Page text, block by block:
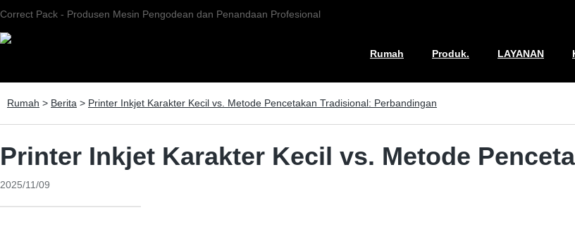
Correct Pack - Produsen Mesin Pengodean dan Penandaan Profesional
Rumah Produk. LAYANAN
Rumah > Berita > Printer Inkjet Karakter Kecil vs. Metode Pencetakan Tradisional: Perbandingan
Printer Inkjet Karakter Kecil vs. Metode
2025/11/09